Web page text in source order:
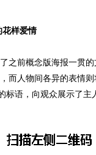
花样爱情
前概念版海报一贯的
而人物间各异的表情
标语，向观众展示了主